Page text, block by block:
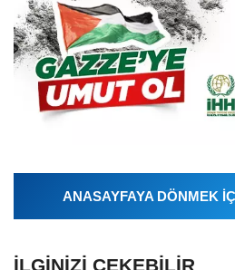
ANASAYFAYA DÖNMEK
İLGINIZI ÇEKEBILIR